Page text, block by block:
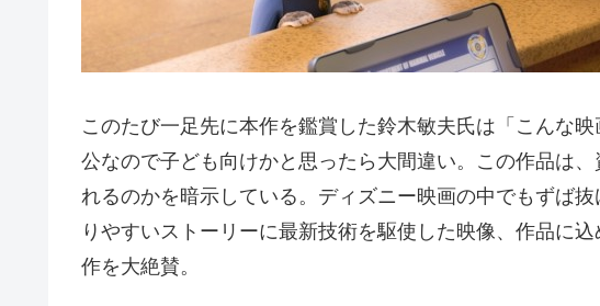
このたび一足先に本作を鑑賞した鈴木敏夫氏は「こんな
公なので子ども向けかと思ったら大間違い。この作品は
れるのかを暗示している。ディズニー映画の中でもずば
りやすいストーリーに最新技術を駆使した映像、作品に
作を大絶賛。